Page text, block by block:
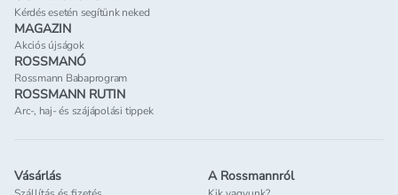
Kérdés esetén segítünk neked
MAGAZIN
Akciós újságok
ROSSMANÓ
Rossmann Babaprogram
ROSSMANN RUTIN
Arc-, haj- és szájápolási tippek
Vásárlás A Rossmannról